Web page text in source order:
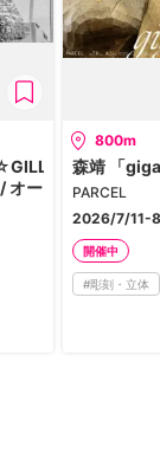
オー
800m
森靖 「
PARCEL
2026/7/11-
開催中
#彫刻・立体